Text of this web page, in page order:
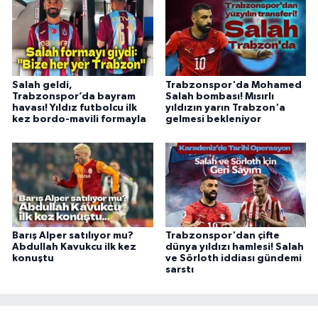
Salah geldi,
Trabzonspor’da bayram
havası! Yıldız futbolcu ilk
kez bordo-mavili formayla
Trabzonspor'da Mohamed
Salah bombası! Mısırlı
yıldızın yarın Trabzon'a
gelmesi bekleniyor
Barış Alper satılıyor mu?
Abdullah Kavukcu ilk kez
konuştu
Trabzonspor'dan çifte
dünya yıldızı hamlesi! Salah
ve Sörloth iddiası gündemi
sarstı